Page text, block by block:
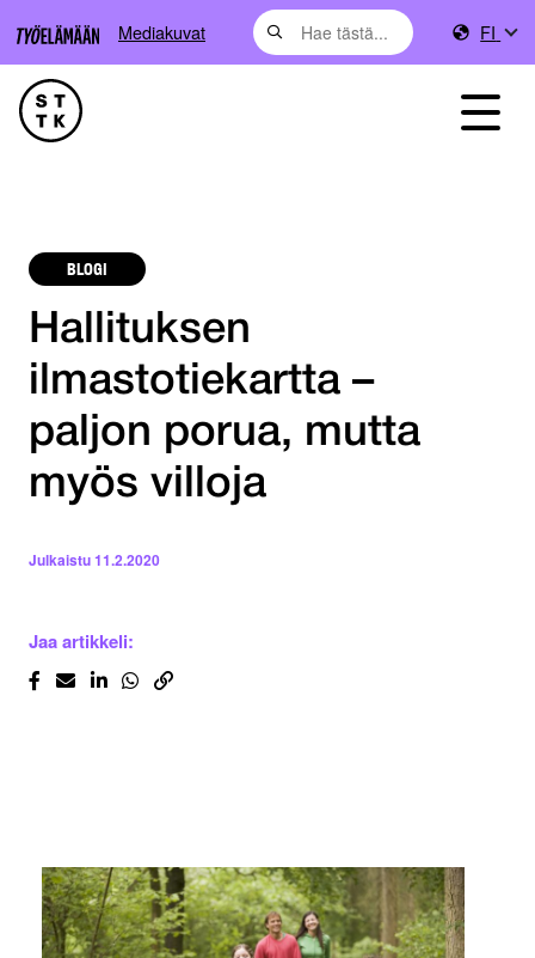
Mediakuvat FI
BLOGI
Hallituksen
ilmastotiekartta –
paljon porua, mutta
myös villoja
Julkaistu11.2.2020
Jaa artikkeli: